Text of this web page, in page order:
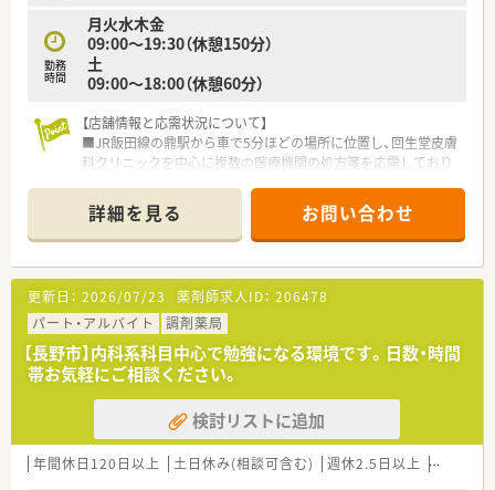
≪安心して長く働ける福利厚生制度≫
■育時休業は最大3年間の取得が可能、育児休職からの復帰率
「98.6％（昨年までの2年間平均）」です。
■育時時短勤務は、最大3時間の時間短縮する事ができ、お子様
が小学校卒業する迄取得が可能です。
■夫婦共に就業している事を条件に「ペア転勤制度」を利用すれ
ば夫婦で転勤が可能です。
■子女教育手当・社宅手当･住宅助成など、プライベートな部分を
支援してくれる福利厚生も充実しています。
勤務
時間
月火水木金
09:00～19:30（休憩150分）
土
09:00～18:00（休憩60分）
【店舗情報と応需状況について】
■JR飯田線の鼎駅から車で5分ほどの場所に位置し、回生堂皮膚
科クリニックを中心に複数の医療機関の処方箋を応需しており
■応需科目は皮膚科が全体の6割、整形外科が1割、その他面での
処方が3割となっており、1日平均100枚から110枚を扱います。
■薬剤師は常勤2名とパート薬剤師が複数名在籍する体制で、ミ
スゼロ子などの監査システムも導入しており安全管理を徹底し
ています。
【法人特徴について】
■長野県飯田市にて地域に深く根ざした運営を行っており、薬剤
師の平均年収が630万円と非常に高水準である点が大きな特徴
です。
■通常の調剤業務に加え、薬局製剤13品目の販売や漢方生薬200
品目、中医学漢方薬を揃えて専門性の高い相談販売を行っていま
す。
■電子カルテや最新の監査システムを積極的に導入しており、伝
詳細を見る お問い合わせ
更新日： 2026/07/23 薬剤師求人ID： 206478
パート・アルバイト
調剤薬局
【長野市】内科系科目中心で勉強になる環境です。日数・時間
帯お気軽にご相談ください。
検討リストに追加
年間休日120日以上 土日休み(相談可含む) 週休2.5日以上 週32h以